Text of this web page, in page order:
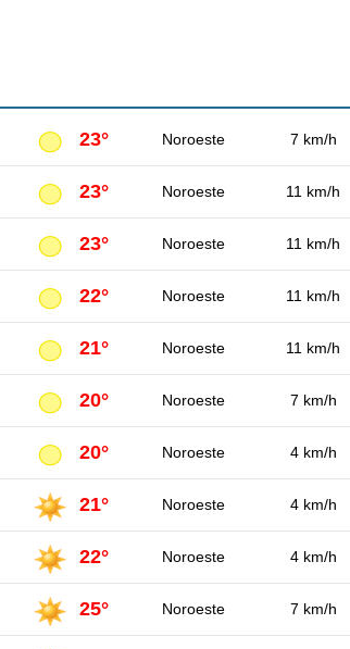
23° Noroeste 7 km/h
23° Noroeste 11 km/h
23° Noroeste 11 km/h
22° Noroeste 11 km/h
21° Noroeste 11 km/h
20° Noroeste 7 km/h
20° Noroeste 4 km/h
21° Noroeste 4 km/h
22° Noroeste 4 km/h
25° Noroeste 7 km/h